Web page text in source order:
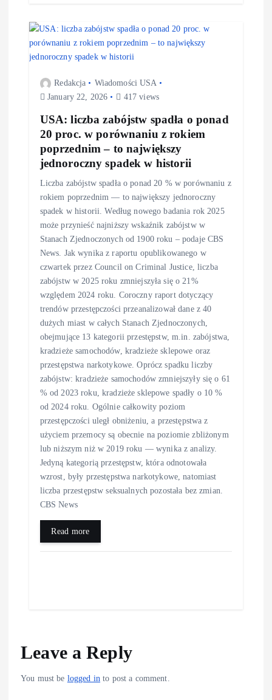
Redakcja
Wiadomości USA
January 22, 2026
417 views
USA: liczba zabójstw spadła o ponad
20 proc. w porównaniu z rokiem
poprzednim – to największy
jednoroczny spadek w historii
Liczba zabójstw spadła o ponad 20 % w porównaniu z
rokiem poprzednim — to największy jednoroczny
spadek w historii. Według nowego badania rok 2025
może przynieść najniższy wskaźnik zabójstw w
Stanach Zjednoczonych od 1900 roku – podaje CBS
News. Jak wynika z raportu opublikowanego w
czwartek przez Council on Criminal Justice, liczba
zabójstw w 2025 roku zmniejszyła się o 21%
względem 2024 roku. Coroczny raport dotyczący
trendów przestępczości przeanalizował dane z 40
dużych miast w całych Stanach Zjednoczonych,
obejmujące 13 kategorii przestępstw, m.in. zabójstwa,
kradzieże samochodów, kradzieże sklepowe oraz
przestępstwa narkotykowe. Oprócz spadku liczby
zabójstw: kradzieże samochodów zmniejszyły się o 61
% od 2023 roku, kradzieże sklepowe spadły o 10 %
od 2024 roku. Ogólnie całkowity poziom
przestępczości uległ obniżeniu, a przestępstwa z
użyciem przemocy są obecnie na poziomie zbliżonym
lub niższym niż w 2019 roku — wynika z analizy.
Jedyną kategorią przestępstw, która odnotowała
wzrost, były przestępstwa narkotykowe, natomiast
liczba przestępstw seksualnych pozostała bez zmian.
CBS News
Read more
Leave a Reply
You must be logged in to post a comment.